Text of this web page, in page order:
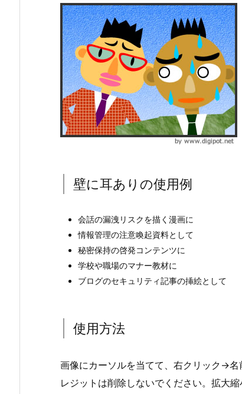
壁に耳ありの使用例
会話の漏洩リスクを描く漫画に
情報管理の注意喚起資料として
秘密保持の啓発コンテンツに
学校や職場のマナー教材に
ブログのセキュリティ記事の挿絵として
使用方法
画像にカーソルを当てて、右クリック→
レジットは削除しないでください。拡大